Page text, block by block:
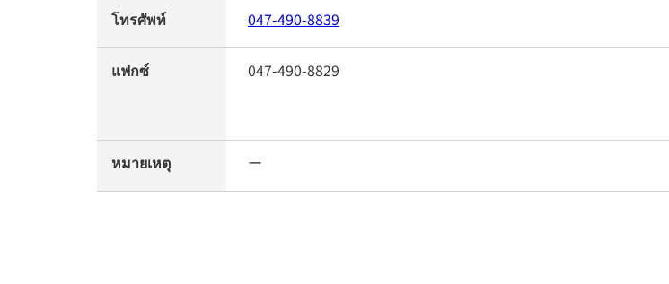
โทรศัพท์ 047-490-8839
แฟกซ์ 047-490-8829
หมายเหตุ ー